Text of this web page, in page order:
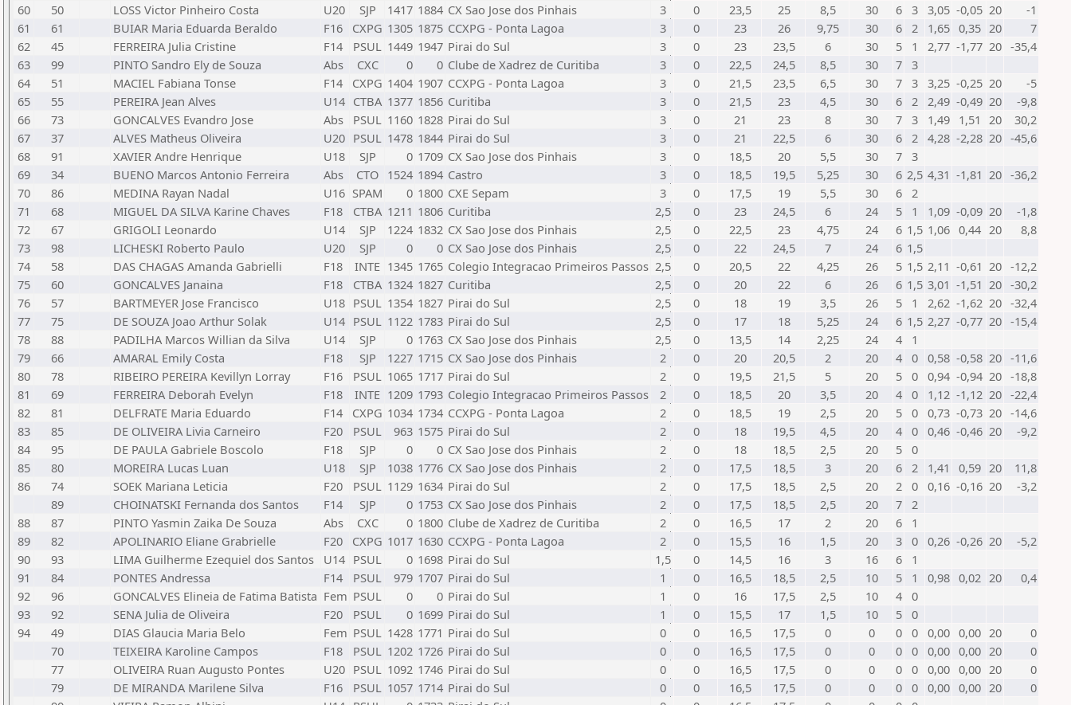
60
50 LOSS Victor Pinheiro Costa U20 SJP 1417 1884 CX Sao Jose dos Pinhais 3 0 23,5 25 8,5 30 6 3 3,05 -0,05 20
-1
61
61 BUIAR Maria Eduarda Beraldo F16 CXPG 1305 1875 CCXPG - Ponta Lagoa 3 0 23 26 9,75 30 6 2 1,65 0,35 20
7
62
45 FERREIRA Julia Cristine F14 PSUL 1449 1947 Pirai do Sul 3 0 23 23,5 6 30 5 1 2,77 -1,77 20 -35,4
63
99 PINTO Sandro Ely de Souza Abs CXC 0 0 Clube de Xadrez de Curitiba 3 0 22,5 24,5 8,5 30 7 3
64
51 MACIEL Fabiana Tonse F14 CXPG 1404 1907 CCXPG - Ponta Lagoa 3 0 21,5 23,5 6,5 30 7 3 3,25 -0,25 20
-5
65
55 PEREIRA Jean Alves U14 CTBA 1377 1856 Curitiba 3 0 21,5 23 4,5 30 6 2 2,49 -0,49 20
-9,8
66
73 GONCALVES Evandro Jose Abs PSUL 1160 1828 Pirai do Sul 3 0 21 23 8 30 7 3 1,49 1,51 20
30,2
67
37 ALVES Matheus Oliveira U20 PSUL 1478 1844 Pirai do Sul 3 0 21 22,5 6 30 6 2 4,28 -2,28 20 -45,6
68
91 XAVIER Andre Henrique U18 SJP 0 1709 CX Sao Jose dos Pinhais 3 0 18,5 20 5,5 30 7 3
69
34 BUENO Marcos Antonio Ferreira Abs CTO 1524 1894 Castro 3 0 18,5 19,5 5,25 30 6 2,5 4,31 -1,81 20 -36,2
70
86 MEDINA Rayan Nadal U16 SPAM 0 1800 CXE Sepam 3 0 17,5 19 5,5 30 6 2
71
68 MIGUEL DA SILVA Karine Chaves F18 CTBA 1211 1806 Curitiba 2,5 0 23 24,5 6 24 5 1 1,09 -0,09 20
-1,8
72
67 GRIGOLI Leonardo U14 SJP 1224 1832 CX Sao Jose dos Pinhais 2,5 0 22,5 23 4,75 24 6 1,5 1,06 0,44 20
8,8
73
98 LICHESKI Roberto Paulo U20 SJP 0 0 CX Sao Jose dos Pinhais 2,5 0 22 24,5 7 24 6 1,5
74
58 DAS CHAGAS Amanda Gabrielli F18 INTE 1345 1765 Colegio Integracao Primeiros Passos 2,5 0 20,5 22 4,25 26 5 1,5 2,11 -0,61 20 -12,2
75
60 GONCALVES Janaina F18 CTBA 1324 1827 Curitiba 2,5 0 20 22 6 26 6 1,5 3,01 -1,51 20 -30,2
76
57 BARTMEYER Jose Francisco U18 PSUL 1354 1827 Pirai do Sul 2,5 0 18 19 3,5 26 5 1 2,62 -1,62 20 -32,4
77
75 DE SOUZA Joao Arthur Solak U14 PSUL 1122 1783 Pirai do Sul 2,5 0 17 18 5,25 24 6 1,5 2,27 -0,77 20 -15,4
78
88 PADILHA Marcos Willian da Silva U14 SJP 0 1763 CX Sao Jose dos Pinhais 2,5 0 13,5 14 2,25 24 4
1
79
66 AMARAL Emily Costa F18 SJP 1227 1715 CX Sao Jose dos Pinhais 2 0 20 20,5 2 20 4 0 0,58 -0,58 20 -11,6
80
78 RIBEIRO PEREIRA Kevillyn Lorray F16 PSUL 1065 1717 Pirai do Sul 2 0 19,5 21,5 5 20 5 0 0,94 -0,94 20 -18,8
81
69 FERREIRA Deborah Evelyn F18 INTE 1209 1793 Colegio Integracao Primeiros Passos 2 0 18,5 20 3,5 20 4 0 1,12 -1,12 20 -22,4
82
81 DELFRATE Maria Eduardo F14 CXPG 1034 1734 CCXPG - Ponta Lagoa 2 0 18,5 19 2,5 20 5 0 0,73 -0,73 20 -14,6
83
85 DE OLIVEIRA Livia Carneiro F20 PSUL 963 1575 Pirai do Sul 2 0 18 19,5 4,5 20 4 0 0,46 -0,46 20
-9,2
84
95 DE PAULA Gabriele Boscolo F18 SJP 0 0 CX Sao Jose dos Pinhais 2 0 18 18,5 2,5 20 5 0
85
80 MOREIRA Lucas Luan U18 SJP 1038 1776 CX Sao Jose dos Pinhais 2 0 17,5 18,5 3 20 6 2 1,41 0,59 20
11,8
86
74 SOEK Mariana Leticia F20 PSUL 1129 1634 Pirai do Sul 2 0 17,5 18,5 2,5 20 2 0 0,16 -0,16 20
-3,2
89
CHOINATSKI Fernanda dos Santos F14 SJP 0 1753 CX Sao Jose dos Pinhais 2 0 17,5 18,5 2,5 20 7 2
88
87 PINTO Yasmin Zaika De Souza Abs CXC 0 1800 Clube de Xadrez de Curitiba 2 0 16,5 17 2 20 6
1
89
82 APOLINARIO Eliane Grabrielle F20 CXPG 1017 1630 CCXPG - Ponta Lagoa 2 0 15,5 16 1,5 20 3 0 0,26 -0,26 20
-5,2
90
93 LIMA Guilherme Ezequiel dos Santos U14 PSUL 0 1698 Pirai do Sul 1,5 0 14,5 16 3 16 6
1
91
84 PONTES Andressa F14 PSUL 979 1707 Pirai do Sul 1 0 16,5 18,5 2,5 10 5 1 0,98 0,02 20
0,4
92
96 GONCALVES Elineia de Fatima Batista Fem PSUL 0 0 Pirai do Sul 1 0 16 17,5 2,5 10 4 0
93
92 SENA Julia de Oliveira F20 PSUL 0 1699 Pirai do Sul 1 0 15,5 17 1,5 10 5 0
94
49 DIAS Glaucia Maria Belo Fem PSUL 1428 1771 Pirai do Sul 0 0 16,5 17,5 0 0 0 0 0,00 0,00 20
0
70
TEIXEIRA Karoline Campos F18 PSUL 1202 1726 Pirai do Sul 0 0 16,5 17,5 0 0 0 0 0,00 0,00 20
0
77
OLIVEIRA Ruan Augusto Pontes U20 PSUL 1092 1746 Pirai do Sul 0 0 16,5 17,5 0 0 0 0 0,00 0,00 20
0
79
DE MIRANDA Marilene Silva F16 PSUL 1057 1714 Pirai do Sul 0 0 16,5 17,5 0 0 0 0 0,00 0,00 20
0